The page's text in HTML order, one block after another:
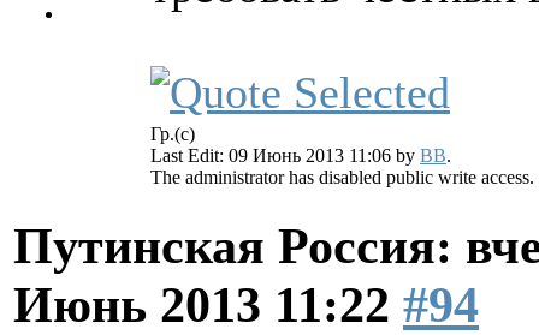
Гр.(с)
Last Edit: 09 Июнь 2013 11:06 by BB.
The administrator has disabled public write access.
Путинская Россия:
Июнь 2013 11:22 #94